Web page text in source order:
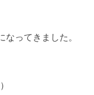
なってきました。